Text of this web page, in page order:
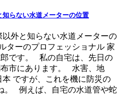
らない水道メーターの位置
外と知らない水道メーターの
ターのプロフェッショナル 家
です。 私の自宅は、先日の
市にあります。 水害、地
ですが、これを機に防災の
。 例えば、自宅の水道管や蛇